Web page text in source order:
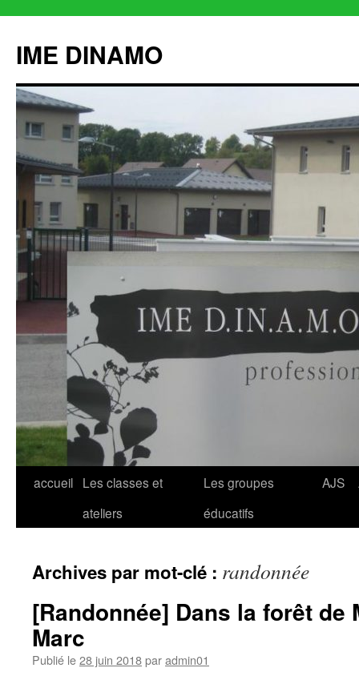
IME DINAMO
Aller
accueil Les classes et
ateliers
Les groupes
éducatifs
AJS
Archives par mot-clé : randonnée
[Randonnée] Dans la forêt de
Marc
Publié le28 juin 2018paradmin01